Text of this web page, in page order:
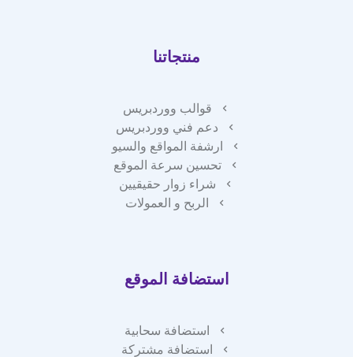
منتجاتنا
قوالب ووردبريس
دعم فني ووردبريس
ارشفة المواقع والسيو
تحسين سرعة الموقع
شراء زوار حقيقيين
الربح و العمولات
استضافة الموقع
استضافة سحابية
استضافة مشتركة